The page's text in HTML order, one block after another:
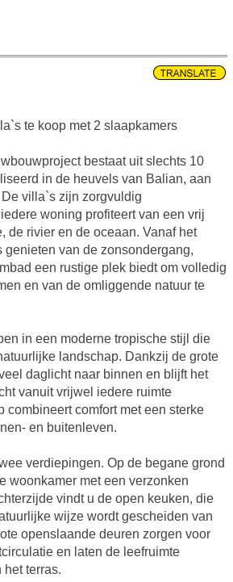
te koop met 2 slaapkamers
bestaat uit slechts 10
in de heuvels van Balian, aan
villa`s zijn zorgvuldig
woning profiteert van een vrij
de rivier en de oceaan. Vanaf het
genieten van de zonsondergang,
een rustige plek biedt om volledig
en van de omliggende natuur te
in een moderne tropische stijl die
landschap. Dankzij de grote
daglicht naar binnen en blijft het
vanuit vrijwel iedere ruimte
combineert comfort met een sterke
en buitenleven.
verdiepingen. Op de begane grond
woonkamer met een verzonken
vindt u de open keuken, die
wijze wordt gescheiden van
openslaande deuren zorgen voor
en laten de leefruimte
terras.